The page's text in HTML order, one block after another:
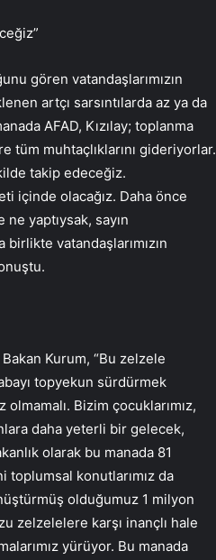
gören vatandaşlarımızın
artçı sarsıntılarda az ya da
AFAD, Kızılay; toplanma
tüm muhtaçlıklarını gideriyorlar.
takip edeceğiz.
içinde olacağız. Daha önce
ne yaptıysak, sayın
birlikte vatandaşlarımızın
Kurum, “Bu zelzele
topyekun sürdürmek
Bizim çocuklarımız,
daha yeterli bir gelecek,
olarak bu manada 81
konutlarımız da
olduğumuz 1 milyon
zelzelelere karşı inançlı hale
yürüyor. Bu manada